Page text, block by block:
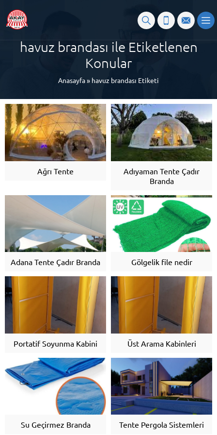
havuz brandası ile Etiketlenen
Konular
Anasayfa» havuz brandası Etiketi
Ağrı Tente
Adıyaman Tente Çadır
Branda
Adana Tente Çadır Branda Gölgelik file nedir
Portatif Soyunma Kabini Üst Arama Kabinleri
Su Geçirmez Branda Tente Pergola Sistemleri